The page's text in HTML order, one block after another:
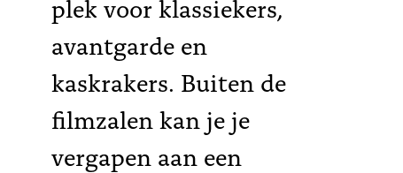
plek voor klassiekers,
avantgarde en
kaskrakers. Buiten de
filmzalen kan je je
vergapen aan een